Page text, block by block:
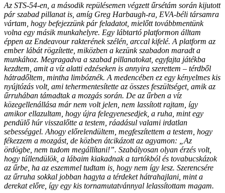
Az STS-54-en, a második repülésemen végzett űrsétám során kijutott
pár szabad pillanat is, amíg Greg Harbaugh-ra, EVA-béli társamra
vártam, hogy befejezzünk pár feladatot, mielőtt továbbmentünk
volna egy másik munkahelyre. Egy lábtartó platformon álltam
éppen az Endeavour rakterének szélén, arccal kifelé. A platform az
ember lábát rögzítette, miközben a kezünk szabadon maradt a
munkához. Megragadva a szabad pillanatokat, egyfajta játékba
kezdtem, amit a víz alatti edzéseken is annyira szerettem – térdből
hátradőltem, mintha limbóznék. A medencében ez egy kényelmes kis
nyújtózás volt, ami tehermentesítette az összes feszültséget, amik az
űrruhában támadtak a mozgás során. De az űrben a víz
közegellenállása már nem volt jelen, nem lassított rajtam, így
amikor ellazultam, hogy újra felegyenesedjek, a ruha, mint egy
pendülő húr visszalőtte a testem, ráadásul valami irdatlan
sebességgel. Ahogy előrelendültem, megfeszítettem a testem, hogy
fékezzem a mozgást, de közben átcikázott az agyamon: „Az
ördögbe, nem tudom megállítani!”. Szabályosan olyan érzés volt,
hogy túllendülök, a lábaim kiakadnak a tartókból és tovabucskázok
az űrbe, ha az eszemmel tudtam is, hogy nem így lesz. Szerencsére
az űrruha sokkal jobban hagyta a térdeket hátrahajlani, mint a
derekat előre, így egy kis tornamutatvánnyal lelassítottam magam.